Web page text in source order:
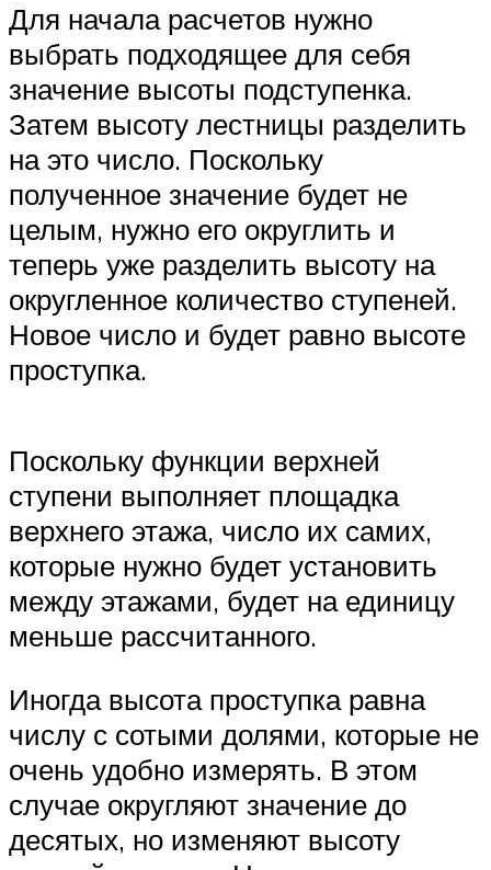
Для начала расчетов нужно
выбрать подходящее для себя
значение высоты подступенка.
Затем высоту лестницы разделить
на это число. Поскольку
полученное значение будет не
целым, нужно его округлить и
теперь уже разделить высоту на
округленное количество ступеней.
Новое число и будет равно высоте
проступка.
Поскольку функции верхней
ступени выполняет площадка
верхнего этажа, число их самих,
которые нужно будет установить
между этажами, будет на единицу
меньше рассчитанного.
Иногда высота проступка равна
числу с сотыми долями, которые не
очень удобно измерять. В этом
случае округляют значение до
десятых, но изменяют высоту